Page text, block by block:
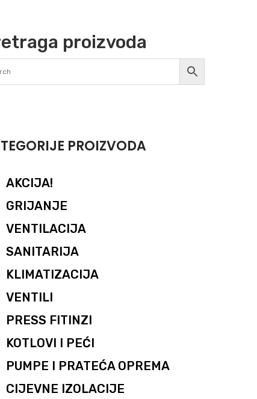
proizvoda
PROIZVODA
AKCIJA!
GRIJANJE
VENTILACIJA
SANITARIJA
KLIMATIZACIJA
VENTILI
PRESS FITINZI
KOTLOVI I PEĆI
PUMPE I PRATEĆA OPREMA
CIJEVNE IZOLACIJE